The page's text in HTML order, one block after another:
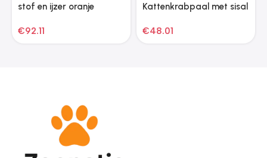
stof en ijzer oranje
€92.11
Kattenkrabpaal met sisal
donkergrijs
€48.01